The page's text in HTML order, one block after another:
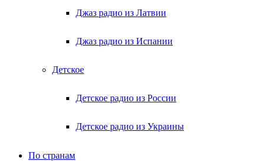
Джаз радио из Латвии
Джаз радио из Испании
Детское
Детское радио из России
Детское радио из Украины
По странам